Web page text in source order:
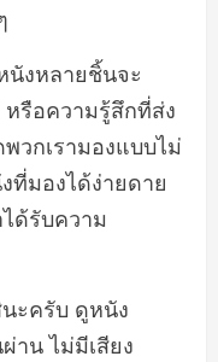
นังหลายชิ้นจะ
รือความรู้สึกที่ส่ง
วกเรามองแบบไม่
ที่มองได้ง่ายดาย
ด้รับความ
ะครับ ดูหนัง
าน ไม่มีเสียง